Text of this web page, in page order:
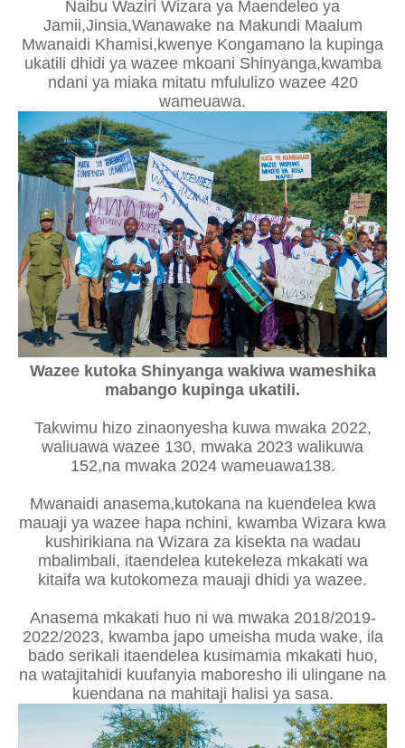
Naibu Waziri Wizara ya Maendeleo ya
Jamii,Jinsia,Wanawake na Makundi Maalum
Mwanaidi Khamisi,kwenye Kongamano la kupinga
ukatili dhidi ya wazee mkoani Shinyanga,kwamba
ndani ya miaka mitatu mfululizo wazee 420
wameuawa.
Wazee kutoka Shinyanga wakiwa wameshika
mabango kupinga ukatili.
Takwimu hizo zinaonyesha kuwa mwaka 2022,
waliuawa wazee 130, mwaka 2023 walikuwa
152,na mwaka 2024 wameuawa138.
Mwanaidi anasema,kutokana na kuendelea kwa
mauaji ya wazee hapa nchini, kwamba Wizara kwa
kushirikiana na Wizara za kisekta na wadau
mbalimbali, itaendelea kutekeleza mkakati wa
kitaifa wa kutokomeza mauaji dhidi ya wazee.
Anasema mkakati huo ni wa mwaka 2018/2019-
2022/2023, kwamba japo umeisha muda wake, ila
bado serikali itaendelea kusimamia mkakati huo,
na watajitahidi kuufanyia maboresho ili ulingane na
kuendana na mahitaji halisi ya sasa.